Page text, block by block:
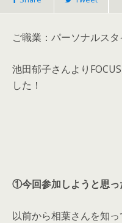
ご職業：パーソナルスタ
池田郁子さんより
した！
①今回参加しようと思っ
以前から相葉さんを知っ